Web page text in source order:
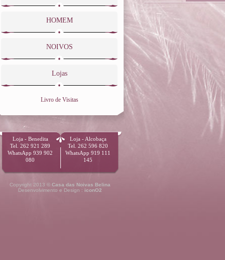
HOMEM
NOIVOS
Lojas
Livro de Visitas
Loja - Benedita
Tel. 262 921 289
WhatsApp 939 902
080
Loja - Alcobaça
Tel. 262 596 820
WhatsApp 919 111
145
Copyright 2013 © Casa das Noivas Belina
Desenvolvimento e Design : iconO2